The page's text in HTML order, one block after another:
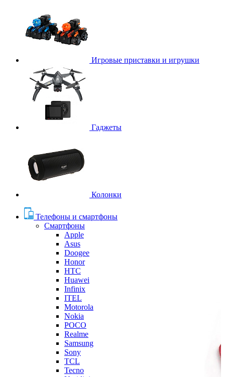
Игровые приставки и игрушки
Гаджеты
Колонки
Телефоны и смартфоны
Смартфоны
Apple
Asus
Doogee
Honor
HTC
Huawei
Infinix
ITEL
Motorola
Nokia
POCO
Realme
Samsung
Sony
TCL
Tecno